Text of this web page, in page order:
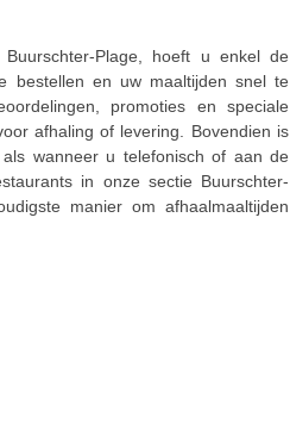
Plage, hoeft u enkel de
bestellen en uw maaltijden snel te
promoties en speciale
afhaling of levering. Bovendien is
wanneer u telefonisch of aan de
in onze sectie Buurschter-
manier om afhaalmaaltijden